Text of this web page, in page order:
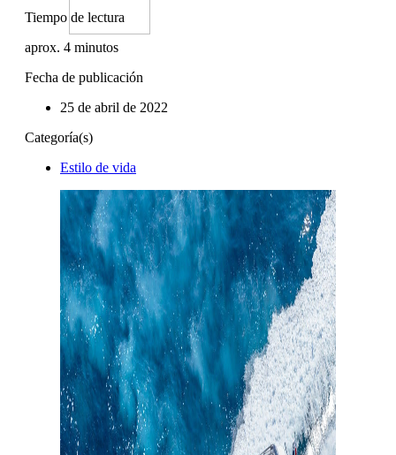
Tiempo de lectura
aprox. 4 minutos
Fecha de publicación
25 de abril de 2022
Categoría(s)
Estilo de vida